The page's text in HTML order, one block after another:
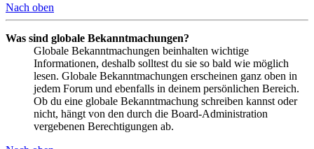
Nach oben
Was sind globale Bekanntmachungen?
Globale Bekanntmachungen beinhalten wichtige
Informationen, deshalb solltest du sie so bald wie möglich
lesen. Globale Bekanntmachungen erscheinen ganz oben in
jedem Forum und ebenfalls in deinem persönlichen Bereich.
Ob du eine globale Bekanntmachung schreiben kannst oder
nicht, hängt von den durch die Board-Administration
vergebenen Berechtigungen ab.